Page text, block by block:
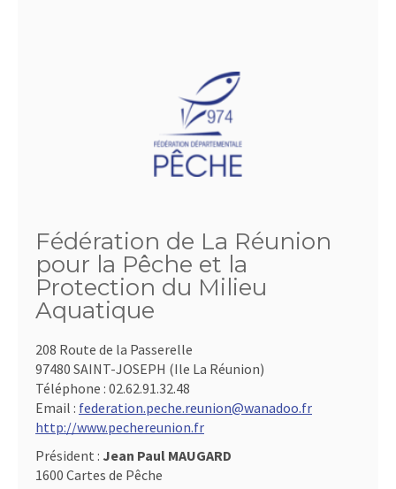
Fédération de La Réunion
pour la Pêche et la
Protection du Milieu
Aquatique
208 Route de la Passerelle
97480 SAINT-JOSEPH (Ile La Réunion)
Téléphone : 02.62.91.32.48
Email : federation.peche.reunion@wanadoo.fr
http://www.pechereunion.fr
Président : Jean Paul MAUGARD
1600 Cartes de Pêche